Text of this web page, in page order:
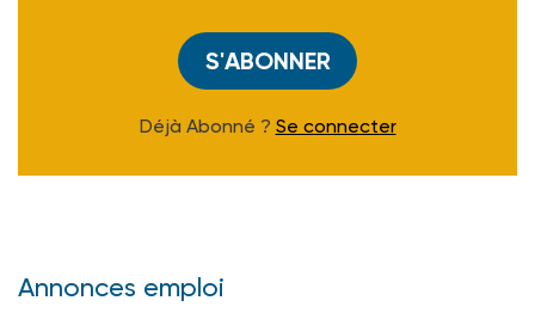
S'ABONNER
Déjà Abonné ? Se connecter
Annonces emploi